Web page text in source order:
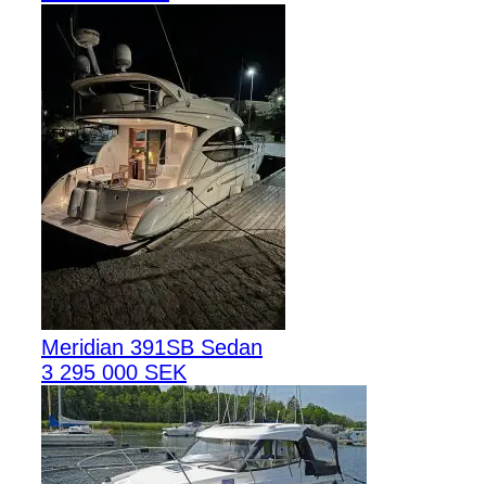
Meridian 391SB Sedan
3 295 000 SEK